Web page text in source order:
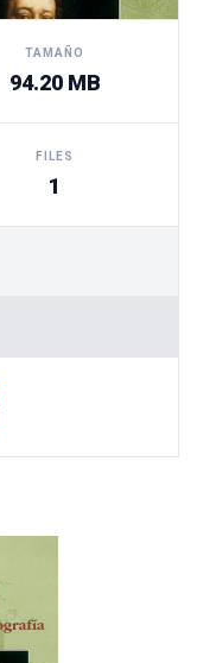
TAMAÑO
94.20 MB
FILES
1